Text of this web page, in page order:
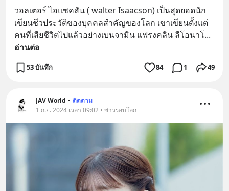
วอลเตอร์ ไอแซคสัน ( walter Isaacson) เป็นสุดยอดนัก
เขียนชีวประวัติของบุคคลสำคัญของโลก เขาเขียนตั้งแต่
คนที่เสียชีวิตไปแล้วอย่างเบนจามิน แฟรงคลิน ลีโอนาโ
อ่านต่อ
53 บันทึก 84 1 49
JAV World • ติดตาม
1 ก.ย. 2024 เวลา 09:02 • ข่าวรอบโลก